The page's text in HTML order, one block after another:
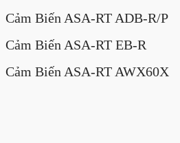
Cảm Biến ASA-RT ADB-R/P
Cảm Biến ASA-RT EB-R
Cảm Biến ASA-RT AWX60X